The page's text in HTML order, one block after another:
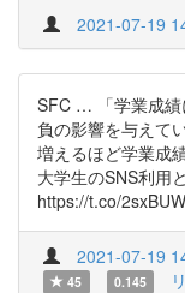
2021-07-19
SFC … 「学業成績
負の影響を与えて
増えるほど学業成
大学生のSNS利用
https://t.co/
2021-07-19
45
0.145